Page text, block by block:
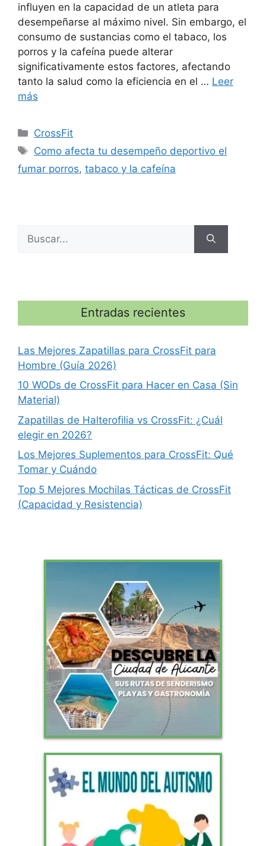
influyen en la capacidad de un atleta para
desempeñarse al máximo nivel. Sin embargo, el
consumo de sustancias como el tabaco, los
porros y la cafeína puede alterar
significativamente estos factores, afectando
tanto la salud como la eficiencia en el … Leer
más
Categorías
CrossFit
Etiquetas
Como afecta tu desempeño deportivo el
fumar porros, tabaco y la cafeína
Entradas recientes
Las Mejores Zapatillas para CrossFit para
Hombre (Guía 2026)
10 WODs de CrossFit para Hacer en Casa (Sin
Material)
Zapatillas de Halterofilia vs CrossFit: ¿Cuál
elegir en 2026?
Los Mejores Suplementos para CrossFit: Qué
Tomar y Cuándo
Top 5 Mejores Mochilas Tácticas de CrossFit
(Capacidad y Resistencia)